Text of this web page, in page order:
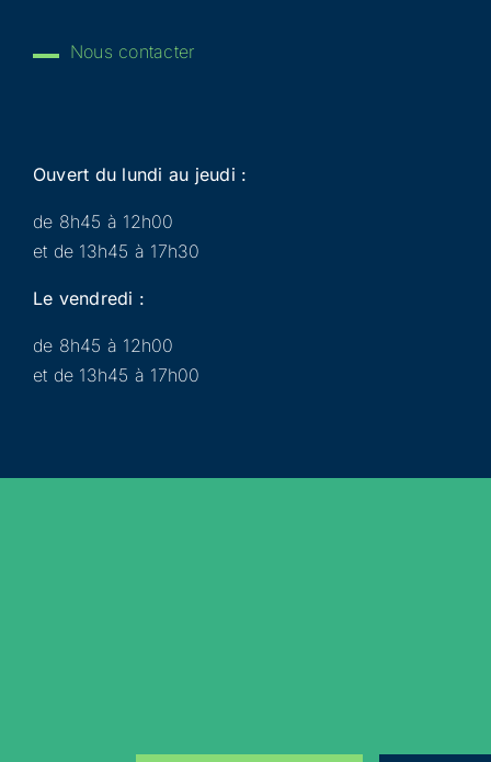
Nous contacter
Ouvert du lundi au jeudi :
de 8h45 à 12h00
et de 13h45 à 17h30
Le vendredi :
de 8h45 à 12h00
et de 13h45 à 17h00